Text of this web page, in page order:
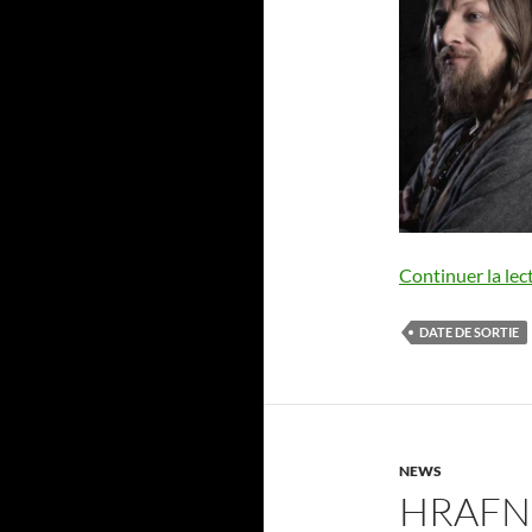
Continuer la
DATE DE SORTIE
NEWS